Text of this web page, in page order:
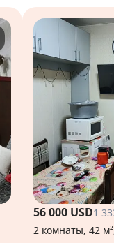
56 000 USD1
2 комнаты, 42